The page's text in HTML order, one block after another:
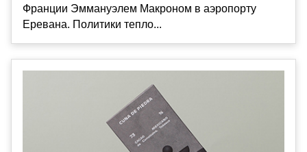
Франции Эммануэлем Макроном в аэропорту
Еревана. Политики тепло...